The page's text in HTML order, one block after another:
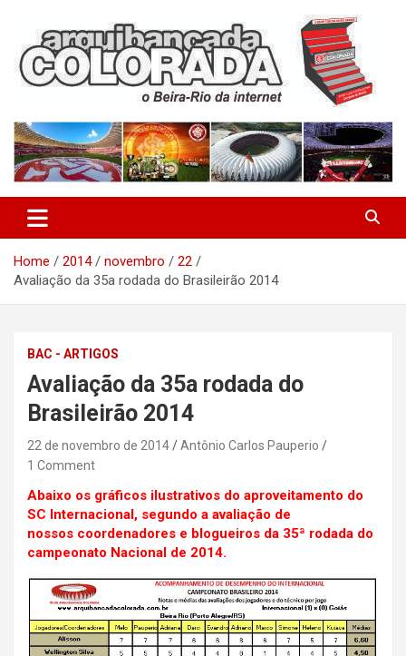
content
Arquibancada Colorada
Home 2014 novembro
22
Avaliação da 35a rodada do Brasileirão 2014
BAC - ARTIGOS
Avaliação da 35a rodada do
Brasileirão 2014
22 de novembro de 2014
Antônio Carlos Pauperio
1 Comment
Abaixo os gráficos ilustrativos do aproveitamento do
SC Internacional, segundo a avaliação de
nossos coordenadores e blogueiros da 35ª rodada do
campeonato Nacional de 2014.